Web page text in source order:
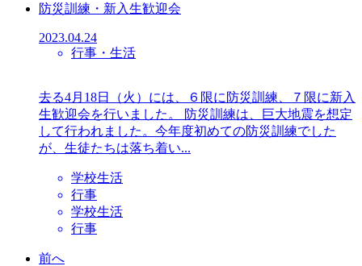
防災訓練・新入生歓迎会
2023.04.24
行事・生活
去る4月18日（火）には、６限に防災訓練、７限に新入
生歓迎会を行いました。 防災訓練は、巨大地震を想定
して行われました。今年度初めての防災訓練でした
が、生徒たちは落ち着い...
学校生活
行事
学校生活
行事
前へ